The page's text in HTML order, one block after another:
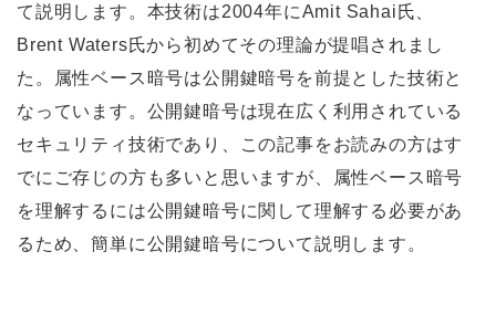
て説明します。本技術は2004年にAmit Sahai氏、
Brent Waters氏から初めてその理論が提唱されまし
た。属性ベース暗号は公開鍵暗号を前提とした技術と
なっています。公開鍵暗号は現在広く利用されている
セキュリティ技術であり、この記事をお読みの方はす
でにご存じの方も多いと思いますが、属性ベース暗号
を理解するには公開鍵暗号に関して理解する必要があ
るため、簡単に公開鍵暗号について説明します。